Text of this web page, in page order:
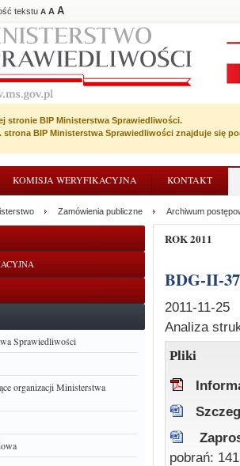
tekstu A A A
stronie BIP Ministerstwa Sprawiedliwości.
strona BIP Ministerstwa Sprawiedliwości znajduje się
KOMISJA WERYFIKACYJNA KONTAKT
Sprawiedliwości
organizacji Ministerstwa
Zamówienia publiczne Archiwum
ROK 2011
BDG-II-
2011-11-25
Analiza
Pliki
pobrań: